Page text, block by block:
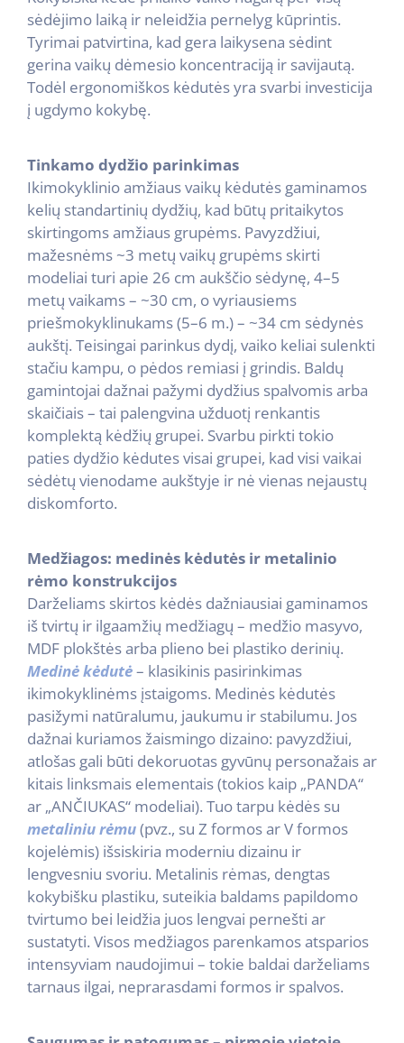
sėdėjimo laiką ir neleidžia pernelyg kūprintis.
Tyrimai patvirtina, kad gera laikysena sėdint
gerina vaikų dėmesio koncentraciją ir savijautą.
Todėl ergonomiškos kėdutės yra svarbi investicija
į ugdymo kokybę.
Tinkamo dydžio parinkimas
Ikimokyklinio amžiaus vaikų kėdutės gaminamos
kelių standartinių dydžių, kad būtų pritaikytos
skirtingoms amžiaus grupėms. Pavyzdžiui,
mažesnėms ~3 metų vaikų grupėms skirti
modeliai turi apie 26 cm aukščio sėdynę, 4–5
metų vaikams – ~30 cm, o vyriausiems
priešmokyklinukams (5–6 m.) – ~34 cm sėdynės
aukštį. Teisingai parinkus dydį, vaiko keliai sulenkti
stačiu kampu, o pėdos remiasi į grindis. Baldų
gamintojai dažnai pažymi dydžius spalvomis arba
skaičiais – tai palengvina užduotį renkantis
komplektą kėdžių grupei. Svarbu pirkti tokio
paties dydžio kėdutes visai grupei, kad visi vaikai
sėdėtų vienodame aukštyje ir nė vienas nejaustų
diskomforto.
Medžiagos: medinės kėdutės ir metalinio
rėmo konstrukcijos
Darželiams skirtos kėdės dažniausiai gaminamos
iš tvirtų ir ilgaamžių medžiagų – medžio masyvo,
MDF plokštės arba plieno bei plastiko derinių.
Medinė kėdutė– klasikinis pasirinkimas
ikimokyklinėms įstaigoms. Medinės kėdutės
pasižymi natūralumu, jaukumu ir stabilumu. Jos
dažnai kuriamos žaismingo dizaino: pavyzdžiui,
atlošas gali būti dekoruotas gyvūnų personažais ar
kitais linksmais elementais (tokios kaip „PANDA“
ar „ANČIUKAS“ modeliai). Tuo tarpu kėdės su
metaliniu rėmu(pvz., su Z formos ar V formos
kojelėmis) išsiskiria moderniu dizainu ir
lengvesniu svoriu. Metalinis rėmas, dengtas
kokybišku plastiku, suteikia baldams papildomo
tvirtumo bei leidžia juos lengvai pernešti ar
sustatyti. Visos medžiagos parenkamos atsparios
intensyviam naudojimui – tokie baldai darželiams
tarnaus ilgai, neprarasdami formos ir spalvos.